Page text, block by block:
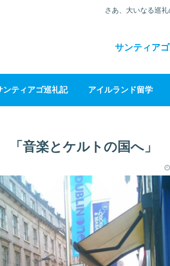
さあ、大いなる巡
サンティア
ンティアゴ巡礼記 アイルランド留学
音楽とケルトの国へ」